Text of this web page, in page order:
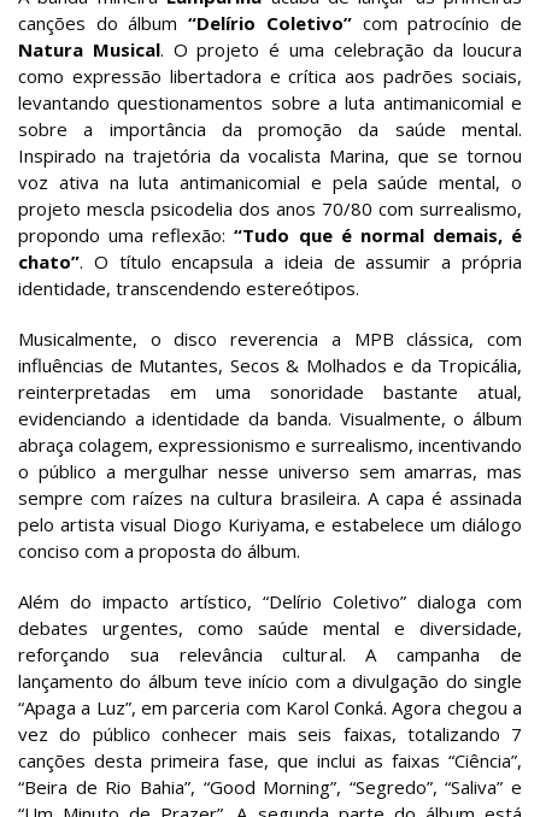
canções do álbum“Delírio Coletivo”com patrocínio de
Natura Musical. O projeto é uma celebração da loucura
como expressão libertadora e crítica aos padrões sociais,
levantando questionamentos sobre a luta antimanicomial e
sobre a importância da promoção da saúde mental.
Inspirado na trajetória da vocalista Marina, que se tornou
voz ativa na luta antimanicomial e pela saúde mental, o
projeto mescla psicodelia dos anos 70/80 com surrealismo,
propondo uma reflexão:“Tudo que é normal demais, é
chato”. O título encapsula a ideia de assumir a própria
identidade, transcendendo estereótipos.
Musicalmente, o disco reverencia a MPB clássica, com
influências de Mutantes, Secos & Molhados e da Tropicália,
reinterpretadas em uma sonoridade bastante atual,
evidenciando a identidade da banda. Visualmente, o álbum
abraça colagem, expressionismo e surrealismo, incentivando
o público a mergulhar nesse universo sem amarras, mas
sempre com raízes na cultura brasileira. A capa é assinada
pelo artista visual Diogo Kuriyama, e estabelece um diálogo
conciso com a proposta do álbum.
Além do impacto artístico, “Delírio Coletivo” dialoga com
debates urgentes, como saúde mental e diversidade,
reforçando sua relevância cultural. A campanha de
lançamento do álbum teve início com a divulgação do single
“Apaga a Luz”, em parceria com Karol Conká. Agora chegou a
vez do público conhecer mais seis faixas, totalizando 7
canções desta primeira fase, que inclui as faixas “Ciência”,
“Beira de Rio Bahia”, “Good Morning”, “Segredo”, “Saliva” e